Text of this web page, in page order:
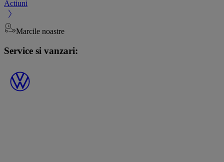
Actiuni
Marcile noastre
Service si vanzari: